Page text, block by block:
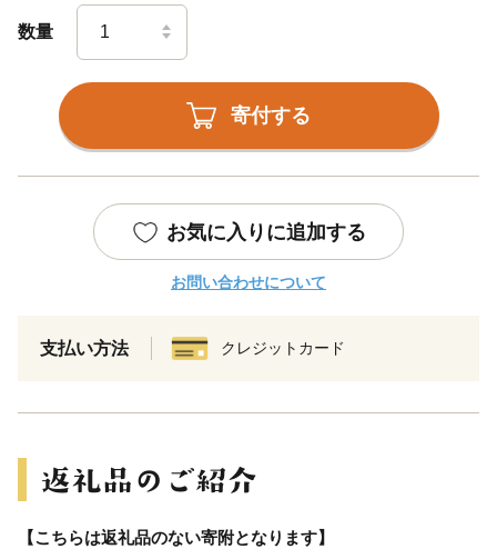
数量
寄付する
お気に入りに追加する
お問い合わせについて
支払い方法 クレジットカード
【こちらは返礼品のない寄附となります】